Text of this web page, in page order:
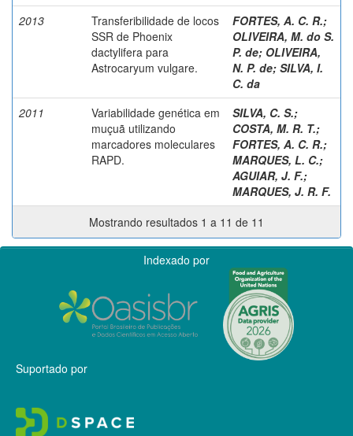
2013
Transferibilidade de locos
SSR de Phoenix
dactylifera para
Astrocaryum vulgare.
FORTES, A. C. R.;
OLIVEIRA, M. do S.
P. de; OLIVEIRA,
N. P. de; SILVA, I.
C. da
2011
Variabilidade genética em
muçuã utilizando
marcadores moleculares
RAPD.
SILVA, C. S.;
COSTA, M. R. T.;
FORTES, A. C. R.;
MARQUES, L. C.;
AGUIAR, J. F.;
MARQUES, J. R. F.
Mostrando resultados 1 a 11 de 11
Indexado por
Suportado por